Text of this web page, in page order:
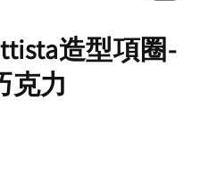
造型項圈-
克力